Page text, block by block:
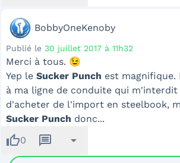
BobbyOneKenoby
Publié le 30 juillet 2017 à 11h32
Merci à tous. 😉
Yep le Sucker Punch est magnifique.
à ma ligne de conduite qui
d'acheter de l'import en steelbook,
Sucker Punch donc...
thumb_up0 message arrow_drop_down